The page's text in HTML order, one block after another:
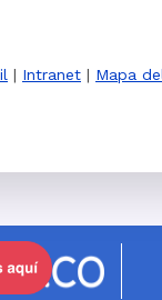
| Intranet | Mapa